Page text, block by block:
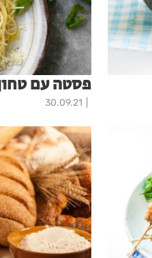
פסטה עם
30.09.21